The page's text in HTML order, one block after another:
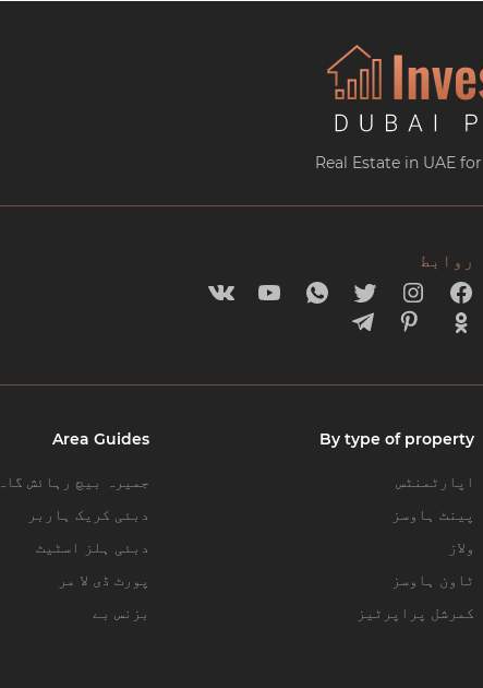
Real Estate in UAE
روابط
By type of property
اپارٹمنٹس
پینٹ ہاوسز
ولاز
ٹاون ہاوسز
کمرشل پراپرٹیز
Area Guides
جمیرہ بیچ رہائش گاہ
دبئی کریک ہاربر
دبئی ہلز اسٹیٹ
پورٹ ڈی لا مر
بزنس بے